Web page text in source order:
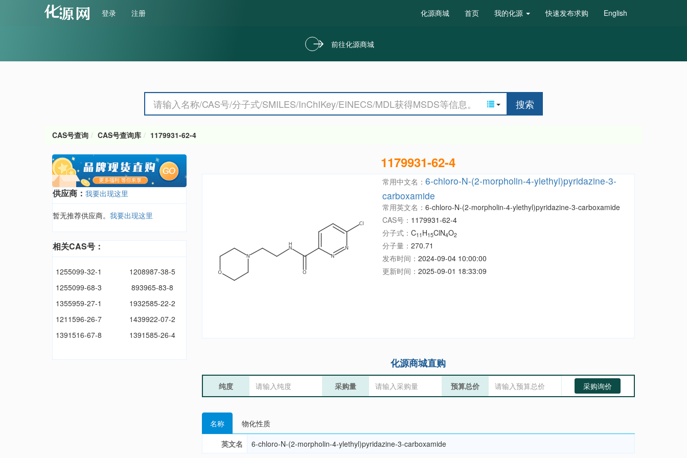
登录 注册 化源商城 首页 我的化源 快速发布求购 English
前往化源商城
搜索
CAS号查询 CAS号查询库 1179931-62-4
供应商： 我要出现这里
暂无推荐供应商。 我要出现这里
相关CAS号：
1255099-32-1
1208987-38-5
1255099-68-3
893965-83-8
1355959-27-1
1932585-22-2
1211596-26-7
1439922-07-2
1391516-67-8
1391585-26-4
1179931-62-4
常用中文名： 6-chloro-N-(2-morpholin-4-ylethyl)pyridazine-3-
carboxamide
常用英文名： 6-chloro-N-(2-morpholin-4-ylethyl)pyridazine-3-carboxamide
CAS号： 1179931-62-4
分子式： C11 H15ClN4O2
分子量： 270.71
发布时间： 2024-09-04 10:00:00
更新时间： 2025-09-01 18:33:09
化源商城直购
纯度 采购量 预算总价 采购询价
名称
物化性质
英文名
6-chloro-N-(2-morpholin-4-ylethyl)pyridazine-3-carboxamide